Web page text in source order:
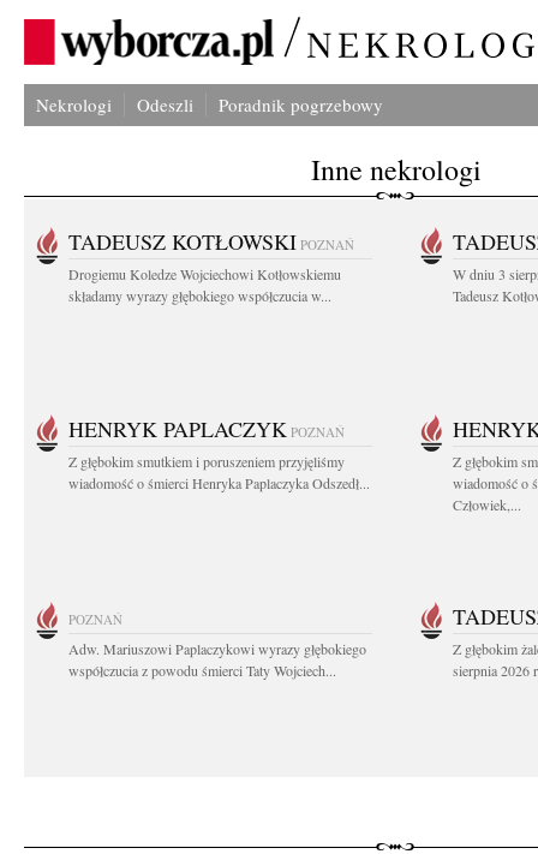
Nekrologi Odeszli Poradnik pogrzebowy
Inne nekrologi
TADEUSZ KOTŁOWSKI POZNAŃ
Drogiemu Koledze Wojciechowi Kotłowskiemu
składamy wyrazy głębokiego współczucia w...
W dniu 3
Tadeusz
HENRYK PAPLACZYK POZNAŃ
Z głębokim smutkiem i poruszeniem przyjęliśmy
wiadomość o śmierci Henryka Paplaczyka Odszedł...
Z głębokim
wiadomość o
Człowiek,...
POZNAŃ
Adw. Mariuszowi Paplaczykowi wyrazy głębokiego
współczucia z powodu śmierci Taty Wojciech...
Z głębokim
sierpnia 2026